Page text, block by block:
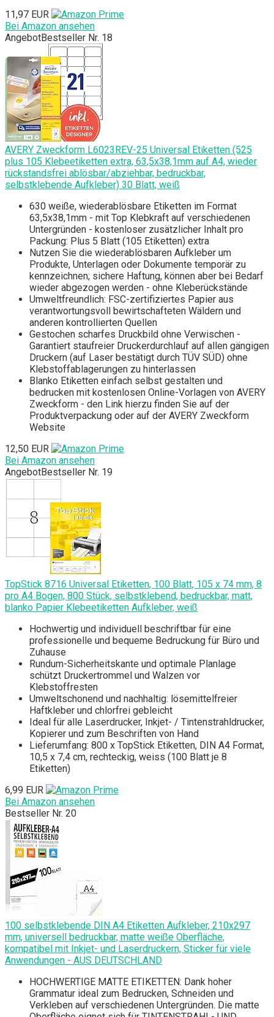
11,97 EUR
Bei Amazon ansehen
AngebotBestseller Nr. 18
AVERY Zweckform L6023REV-25 Universal Etiketten (525
plus 105 Klebeetiketten extra, 63,5x38,1mm auf A4, wieder
rückstandsfrei ablösbar/abziehbar, bedruckbar,
selbstklebende Aufkleber) 30 Blatt, weiß
630 weiße, wiederablösbare Etiketten im Format
63,5x38,1mm - mit Top Klebkraft auf verschiedenen
Untergründen - kostenloser zusätzlicher Inhalt pro
Packung: Plus 5 Blatt (105 Etiketten) extra
Nutzen Sie die wiederablösbaren Aufkleber um
Produkte, Unterlagen oder Dokumente temporär zu
kennzeichnen; sichere Haftung, können aber bei Bedarf
wieder abgezogen werden - ohne Kleberückstände
Umweltfreundlich: FSC-zertifiziertes Papier aus
verantwortungsvoll bewirtschafteten Wäldern und
anderen kontrollierten Quellen
Gestochen scharfes Druckbild ohne Verwischen -
Garantiert staufreier Druckerdurchlauf auf allen gängigen
Druckern (auf Laser bestätigt durch TÜV SÜD) ohne
Klebstoffablagerungen zu hinterlassen
Blanko Etiketten einfach selbst gestalten und
bedrucken mit kostenlosen Online-Vorlagen von AVERY
Zweckform - den Link hierzu finden Sie auf der
Produktverpackung oder auf der AVERY Zweckform
Website
12,50 EUR
Bei Amazon ansehen
AngebotBestseller Nr. 19
TopStick 8716 Universal Etiketten, 100 Blatt, 105 x 74 mm, 8
pro A4 Bogen, 800 Stück, selbstklebend, bedruckbar, matt,
blanko Papier Klebeetiketten Aufkleber, weiß
Hochwertig und individuell beschriftbar für eine
professionelle und bequeme Bedruckung für Büro und
Zuhause
Rundum-Sicherheitskante und optimale Planlage
schützt Druckertrommel und Walzen vor
Klebstoffresten
Umweltschonend und nachhaltig: lösemittelfreier
Haftkleber und chlorfrei gebleicht
Ideal für alle Laserdrucker, Inkjet- / Tintenstrahldrucker,
Kopierer und zum Beschriften von Hand
Lieferumfang: 800 x TopStick Etiketten, DIN A4 Format,
10,5 x 7,4 cm, rechteckig, weiss (100 Blatt je 8
Etiketten)
6,99 EUR
Bei Amazon ansehen
Bestseller Nr. 20
100 selbstklebende DIN A4 Etiketten Aufkleber, 210x297
mm, universell bedruckbar, matte weiße Oberfläche,
kompatibel mit Inkjet- und Laserdruckern, Sticker für viele
Anwendungen - AUS DEUTSCHLAND
HOCHWERTIGE MATTE ETIKETTEN: Dank hoher
Grammatur ideal zum Bedrucken, Schneiden und
Verkleben auf verschiedenen Untergründen. Die matte